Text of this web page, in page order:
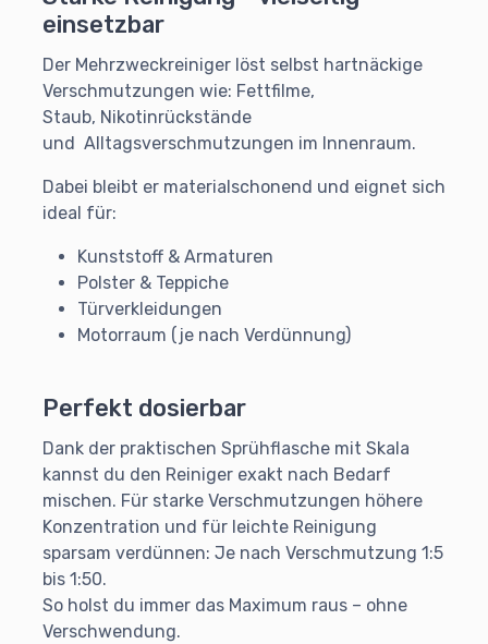
einsetzbar
Der Mehrzweckreiniger löst selbst hartnäckige
Verschmutzungen wie: Fettfilme,
Staub, Nikotinrückstände
und Alltagsverschmutzungen im Innenraum.
Dabei bleibt er materialschonend und eignet sich
ideal für:
Kunststoff & Armaturen
Polster & Teppiche
Türverkleidungen
Motorraum (je nach Verdünnung)
Perfekt dosierbar
Dank der praktischen Sprühflasche mit Skala
kannst du den Reiniger exakt nach Bedarf
mischen. Für starke Verschmutzungen höhere
Konzentration und für leichte Reinigung
sparsam verdünnen: Je nach Verschmutzung 1:5
bis 1:50.
So holst du immer das Maximum raus – ohne
Verschwendung.